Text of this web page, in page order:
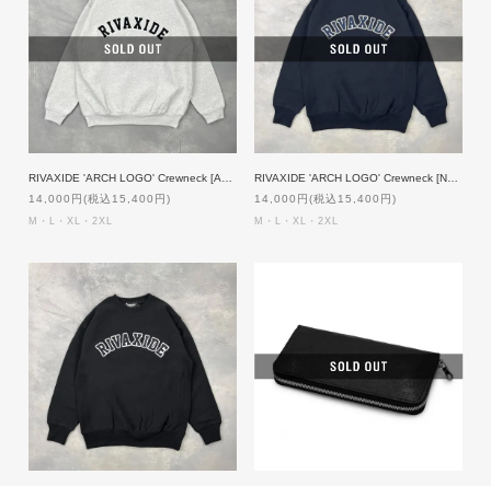
14,000円(税込15,400円)
M・L・XL・2XL
14,000円(税込15,400円)
M・L・XL・2XL